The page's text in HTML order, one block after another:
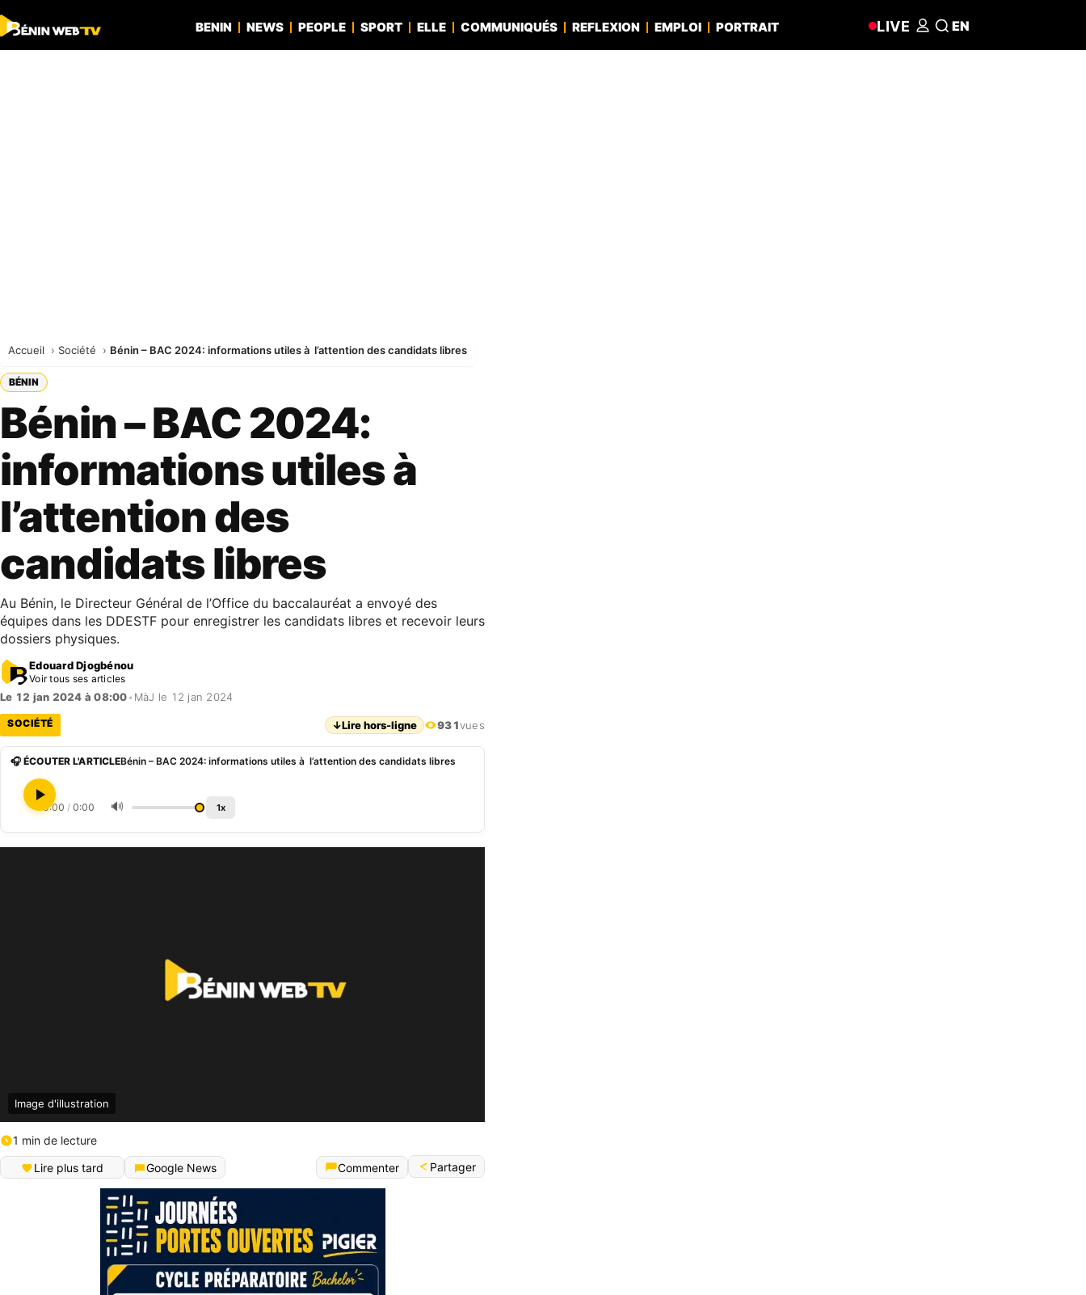
BENIN NEWS PEOPLE SPORT ELLE COMMUNIQUÉS REFLEXION EMPLOI PORTRAIT LIVE EN
Accueil Société Bénin – BAC 2024: informations utiles à l’attention des candidats libres
BÉNIN
Bénin – BAC 2024:
informations utiles à
l’attention des
candidats libres
Au Bénin, le Directeur Général de l’Office du baccalauréat a envoyé des
équipes dans les DDESTF pour enregistrer les candidats libres et recevoir leurs
dossiers physiques.
Edouard Djogbénou
Voir tous ses articles
Le 12 jan 2024 à 08:00• MàJ le 12 jan 2024
SOCIÉTÉ ↓Lire hors-ligne 931vues
🎧 ÉCOUTER L'ARTICLEBénin – BAC 2024: informations utiles à l’attention des candidats libres
0:00 / 0:00 🔊 1x
Image d'illustration
1 min de lecture
Lire plus tard
Google News Commenter Partager